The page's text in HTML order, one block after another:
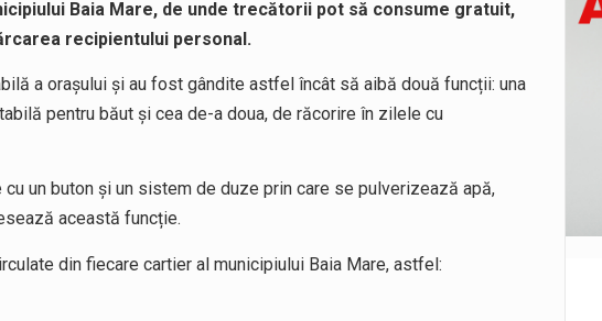
Baia Mare, de unde trecătorii pot să consume gratuit,
recipientului personal.
a orașului și au fost gândite astfel încât să aibă două funcții: una
pentru băut și cea de-a doua, de răcorire în zilele cu
un buton și un sistem de duze prin care se pulverizează apă,
această funcție.
din fiecare cartier al municipiului Baia Mare, astfel: